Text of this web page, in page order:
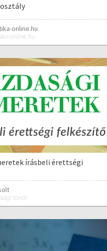
online.hu
online.hu
írásbeli érettségi
tanár